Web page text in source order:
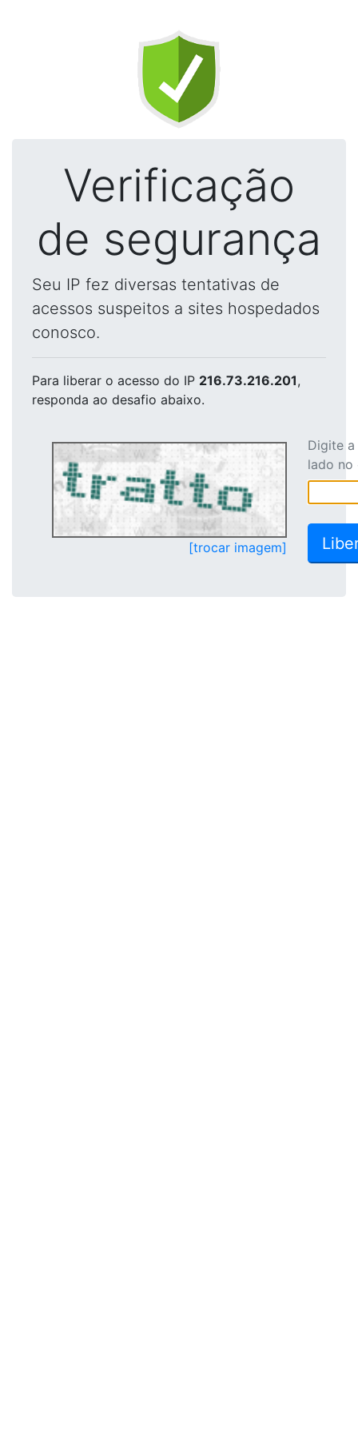
Verificação
de segurança
Seu IP fez diversas tentativas de
acessos suspeitos a sites hospedados
conosco.
Para liberar o acesso do IP 216.73.216.201,
responda ao desafio abaixo.
[trocar imagem]
Digite
lado no